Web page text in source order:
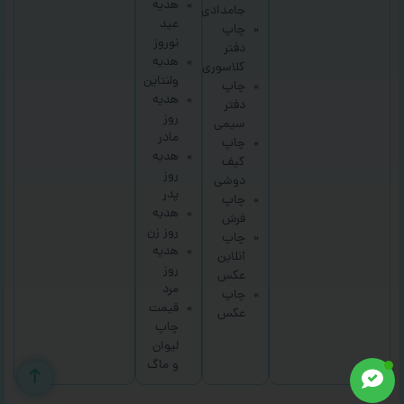
جامدادی
چاپ
دفتر
کلاسوری
چاپ
دفتر
سیمی
چاپ
کیف
دوشی
چاپ
فرش
چاپ
آنلاین
عکس
چاپ
عکس
هدیه
عید
نوروز
هدیه
ولنتاین
هدیه
روز
مادر
هدیه
روز
پدر
هدیه
روز زن
هدیه
روز
مرد
قیمت
چاپ
لیوان
و ماگ